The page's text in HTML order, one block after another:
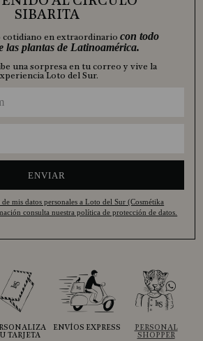
SIBARITA
en extraordinario con todo
las plantas de Latinoamérica.
una sorpresa en tu correo y vive la
Loto del Sur.
ENVIAR
mis datos personales a Loto del Sur (Cosmétika
consulta nuestra política de protección de datos.
TARJETA
ENVÍOS EXPRESS
PERSONAL
SHOPPER